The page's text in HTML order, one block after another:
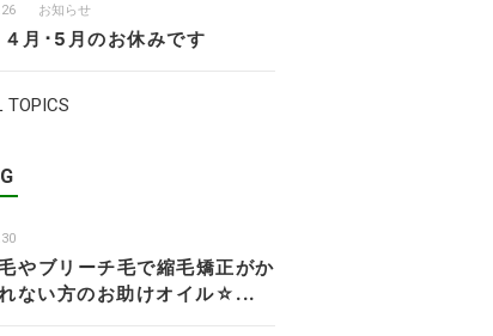
お知らせ
月･5月のお休みです
TOPICS
やブリーチ毛で縮毛矯正がか
ない方のお助けオイル☆...